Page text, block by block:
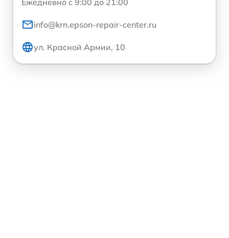
info@krn.epson-repair-center.ru
ул. Красной Армии, 10